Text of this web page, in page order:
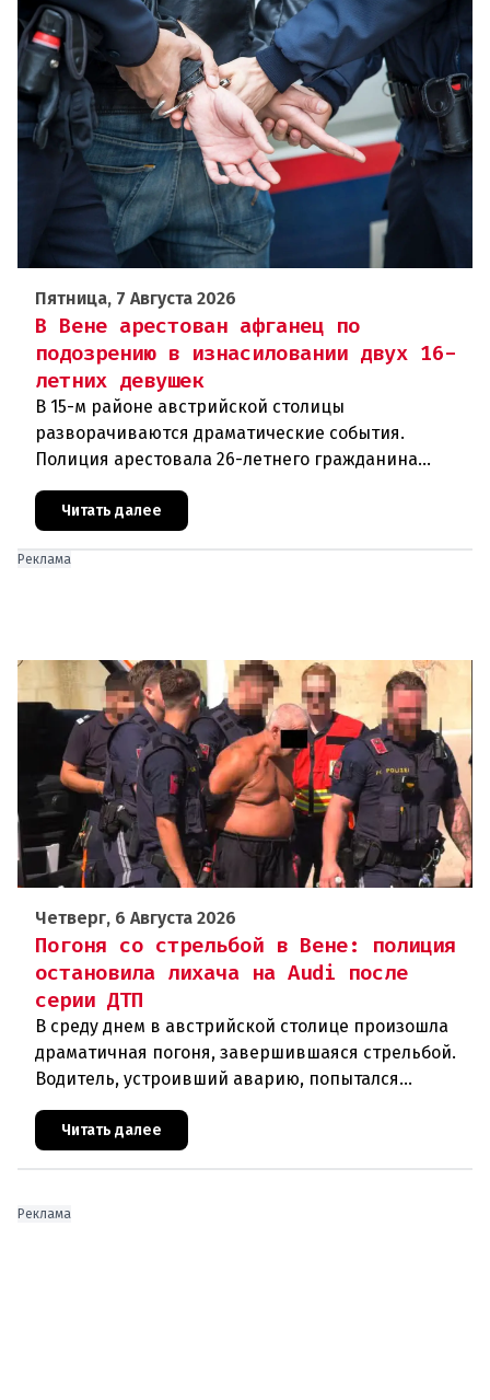
Пятница, 7 Августа 2026
В Вене арестован афганец по
подозрению в изнасиловании двух 16-
летних девушек
В 15-м районе австрийской столицы
разворачиваются драматические события.
Полиция арестовала 26-летнего гражданина
Афганистана по подозрению в изнасиловании
двух 16-летних девушек.Вызов полиции и задер
Читать далее
Реклама
Четверг, 6 Августа 2026
Погоня со стрельбой в Вене: полиция
остановила лихача на Audi после
серии ДТП
В среду днем в австрийской столице произошла
драматичная погоня, завершившаяся стрельбой.
Водитель, устроивший аварию, попытался
скрыться от полиции, спровоцировав несколько
новых столкновений.Что слу
Читать далее
Реклама